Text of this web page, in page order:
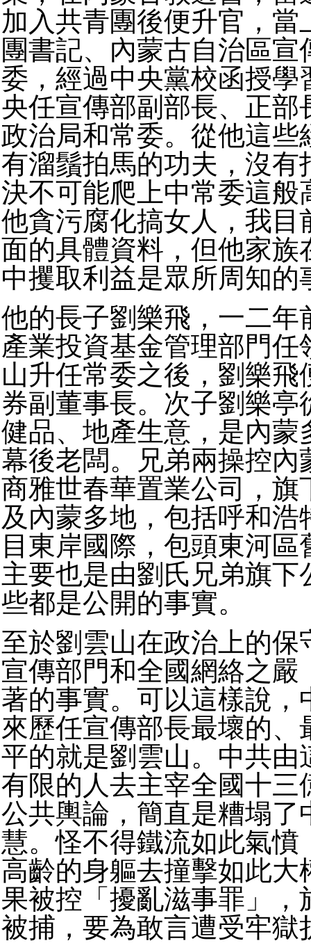
加入共青團後便升官，當
團書記、內蒙古自治區宣
委，經過中央黨校函授學
央任宣傳部副部長、正部
政治局和常委。從他這些
有溜鬚拍馬的功夫，沒有
決不可能爬上中常委這般
他貪污腐化搞女人，我目
面的具體資料，但他家族
中攫取利益是眾所周知的
他的長子劉樂飛，一二年
產業投資基金管理部門任
山升任常委之後，劉樂飛
券副董事長。次子劉樂亭
健品、地產生意，是內蒙
幕後老闆。兄弟兩操控內
商雅世春華置業公司，旗
及內蒙多地，包括呼和浩
目東岸國際，包頭東河區
主要也是由劉氏兄弟旗下
些都是公開的事實。
至於劉雲山在政治上的保
宣傳部門和全國網絡之嚴
著的事實。可以這樣說，
來歷任宣傳部長最壞的、
平的就是劉雲山。中共由
有限的人去主宰全國十三
公共輿論，簡直是糟塌了
慧。怪不得鐵流如此氣憤
高齡的身軀去撞擊如此大
果被控「擾亂滋事罪」，
被捕，要為敢言遭受牢獄